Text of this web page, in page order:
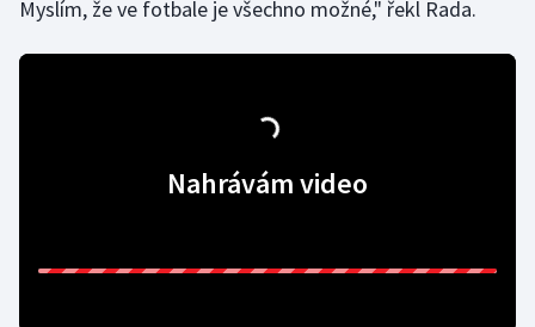
Myslím, že ve fotbale je všechno možné," řekl Rada.
Nahrávám video